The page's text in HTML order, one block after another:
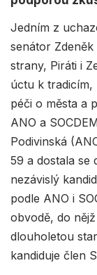
Jedním z
senátor
strany, Piráti i
úctu k tradicím,
péči o města a
ANO a
Podivinská
59 a dostala se
nezávislý
podle ANO i
obvodě, do
dlouholetou
kandiduje člen